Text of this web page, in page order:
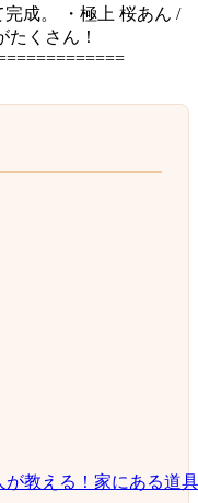
成。 ・極上 桜あん /
たくさん！